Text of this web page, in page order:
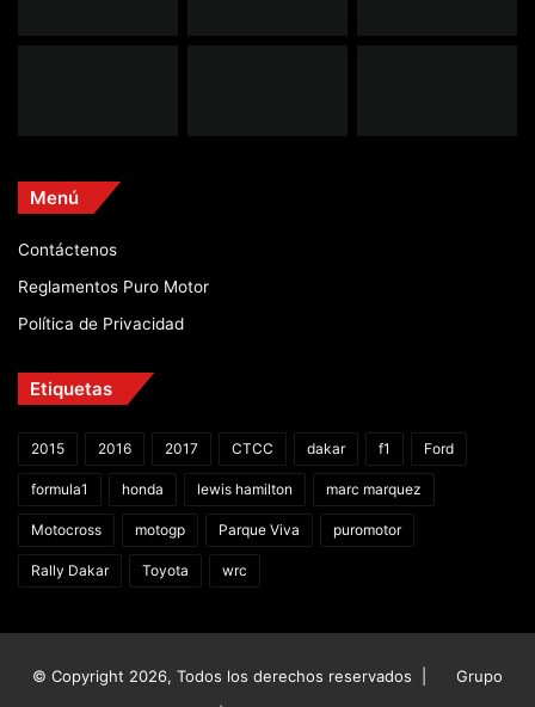
Menú
Contáctenos
Reglamentos Puro Motor
Política de Privacidad
Etiquetas
2015 2016 2017 CTCC dakar f1 Ford
formula1 honda lewis hamilton marc marquez
Motocross motogp Parque Viva puromotor
Rally Dakar Toyota wrc
© Copyright 2026, Todos los derechos reservados |
Grupo